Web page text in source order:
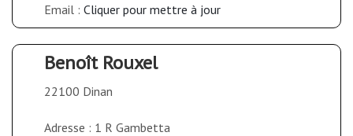
Email : Cliquer pour mettre à jour
Benoît Rouxel
22100 Dinan
Adresse : 1 R Gambetta